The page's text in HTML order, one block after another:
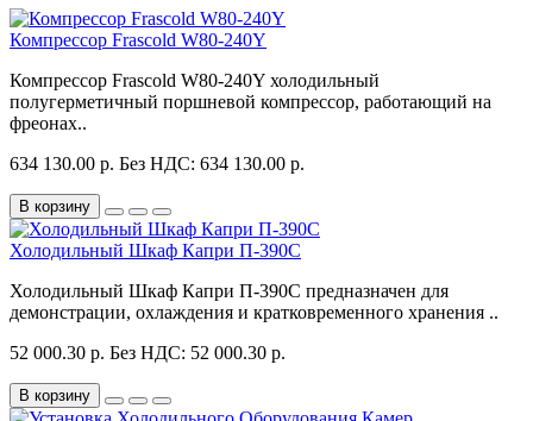
Компрессор Frascold W80-240Y
Компрессор Frascold W80-240Y холодильный
полугерметичный поршневой компрессор, работающий на
фреонах..
634 130.00 р. Без НДС: 634 130.00 р.
В корзину
Холодильный Шкаф Капри П-390С
Холодильный Шкаф Капри П-390С предназначен для
демонстрации, охлаждения и кратковременного хранения ..
52 000.30 р. Без НДС: 52 000.30 р.
В корзину